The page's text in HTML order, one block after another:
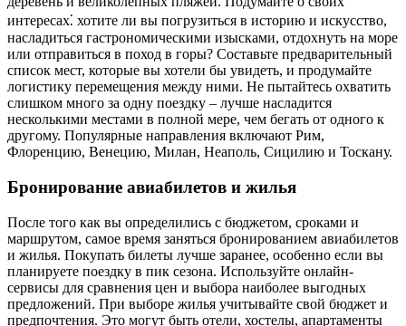
интересах⁚ хотите ли вы погрузиться в историю и искусство,
насладиться гастрономическими изысками, отдохнуть на море
или отправиться в поход в горы? Составьте предварительный
список мест, которые вы хотели бы увидеть, и продумайте
логистику перемещения между ними. Не пытайтесь охватить
слишком много за одну поездку – лучше насладится
несколькими местами в полной мере, чем бегать от одного к
другому. Популярные направления включают Рим,
Флоренцию, Венецию, Милан, Неаполь, Сицилию и Тоскану.
Бронирование авиабилетов и жилья
После того как вы определились с бюджетом, сроками и
маршрутом, самое время заняться бронированием авиабилетов
и жилья. Покупать билеты лучше заранее, особенно если вы
планируете поездку в пик сезона. Используйте онлайн-
сервисы для сравнения цен и выбора наиболее выгодных
предложений. При выборе жилья учитывайте свой бюджет и
предпочтения. Это могут быть отели, хостелы, апартаменты